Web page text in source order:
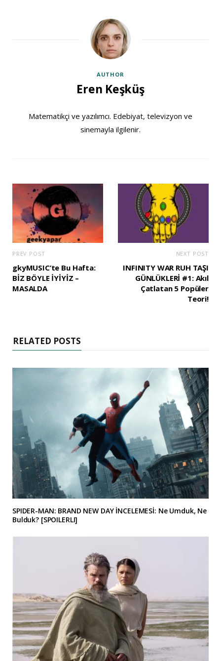
AUTHOR
Eren Keşküş
Matematikçi ve yazılımcı. Edebiyat, televizyon ve
sinemayla ilgilenir.
PREV POST
gkyMUSIC’te Bu Hafta:
BİZ BÖYLE İYİYİZ –
MASALDA
NEXT POST
INFINITY WAR RUH TAŞI
GÜNLÜKLERİ #1: Akıl
Çatlatan 5 Popüler
Teori!
RELATED POSTS
SPIDER-MAN: BRAND NEW DAY İNCELEMESİ: Ne Umduk, Ne
Bulduk? [SPOILERLI]